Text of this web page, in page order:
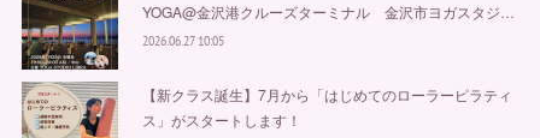
YOGA@金沢港クルーズターミナル 金沢市ヨガスタジ…
2026.06.27 10:05
【新クラス誕生】7月から「はじめてのローラーピラティ
ス」がスタートします！